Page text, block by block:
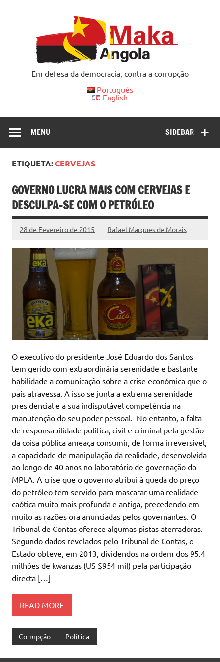
Em defesa da democracia, contra a corrupção
Português
English
SIDEBAR
MENU
ETIQUETA:CERVEJAS
GOVERNO LUCRA MAIS COM CERVEJAS E
DESCULPA-SE COM O PETRÓLEO
28 de Fevereiro de 2015 Rafael Marques de Morais
O executivo do presidente José Eduardo dos Santos
tem gerido com extraordinária serenidade e bastante
habilidade a comunicação sobre a crise económica que o
país atravessa. A isso se junta a extrema serenidade
presidencial e a sua indisputável competência na
manutenção do seu poder pessoal. No entanto, a falta
de responsabilidade política, civil e criminal pela gestão
da coisa pública ameaça consumir, de forma irreversível,
a capacidade de manipulação da realidade, desenvolvida
ao longo de 40 anos no laboratório de governação do
MPLA. A crise que o governo atribui à queda do preço
do petróleo tem servido para mascarar uma realidade
caótica muito mais profunda e antiga, precedendo em
muito as razões ora anunciadas pelos governantes. O
Tribunal de Contas oferece algumas pistas aterradoras.
Segundo dados revelados pelo Tribunal de Contas, o
Estado obteve, em 2013, dividendos na ordem dos 95.4
milhões de kwanzas (US $954 mil) pela participação
directa […]
READ MORE
Corrupção Política